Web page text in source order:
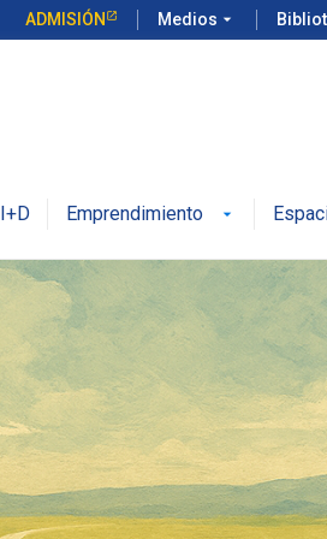
ADMISIÓN Medios arrow_drop_down
I+D Emprendimiento